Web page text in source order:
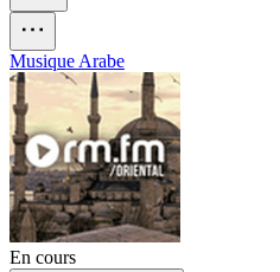
Musique Arabe
En cours